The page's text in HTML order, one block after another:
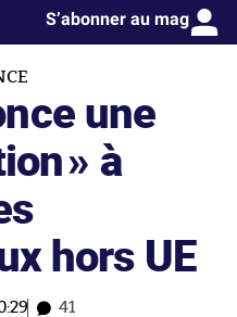
S’abonner au mag
une
» à
hors UE
41